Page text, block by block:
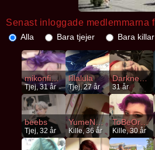
Senast inloggade medlemmarna
Alla Bara tjejer Bara killar
mikonfikon
Tjej, 31 år
lillalula
Tjej, 27 år
DarknessLover
31 år
beebs
Tjej, 32 år
YumeNeDai
Kille, 36 år
ToBeOrNotToBe
Kille, 30 år